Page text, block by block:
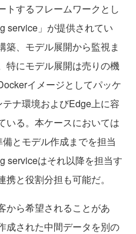
トするフレームワークとし
service」が提供されてい
築、モデル展開から監視ま
特にモデル展開は売りの機
イメージとしてパッケ
ナ環境およびEdge上に容
いる。本ケースにおいては
とモデル作成までを担当
serviceはそれ以降を担当す
携と役割分担も可能だ。
から希望されることがあ
成された中間データを別の